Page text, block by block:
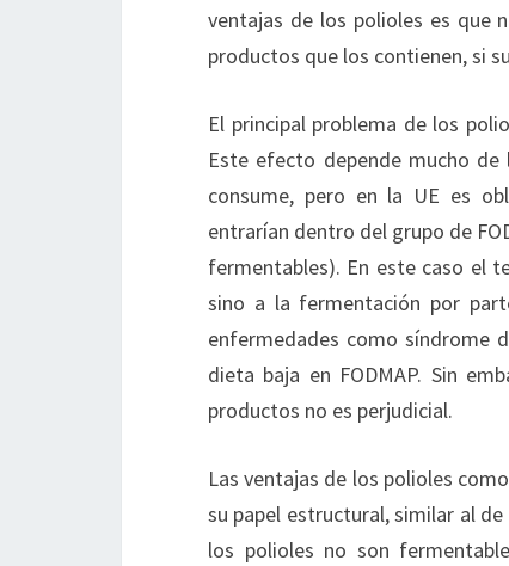
ventajas de los polioles es que
productos que los contienen, si
El principal problema de los
Este efecto depende mucho
consume, pero en la UE es
entrarían dentro del grupo de
fermentables). En este caso el
sino a la fermentación por
enfermedades como síndrome
dieta baja en FODMAP. Sin
productos no es perjudicial.
Las ventajas de los polioles
su papel estructural, similar al
los polioles no son